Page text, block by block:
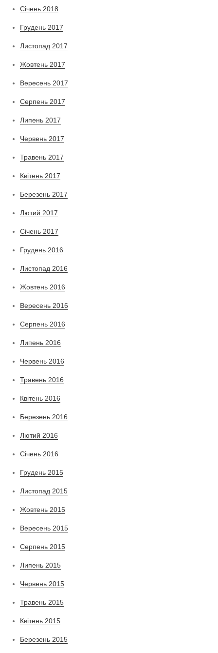
Січень 2018
Грудень 2017
Листопад 2017
Жовтень 2017
Вересень 2017
Серпень 2017
Липень 2017
Червень 2017
Травень 2017
Квітень 2017
Березень 2017
Лютий 2017
Січень 2017
Грудень 2016
Листопад 2016
Жовтень 2016
Вересень 2016
Серпень 2016
Липень 2016
Червень 2016
Травень 2016
Квітень 2016
Березень 2016
Лютий 2016
Січень 2016
Грудень 2015
Листопад 2015
Жовтень 2015
Вересень 2015
Серпень 2015
Липень 2015
Червень 2015
Травень 2015
Квітень 2015
Березень 2015